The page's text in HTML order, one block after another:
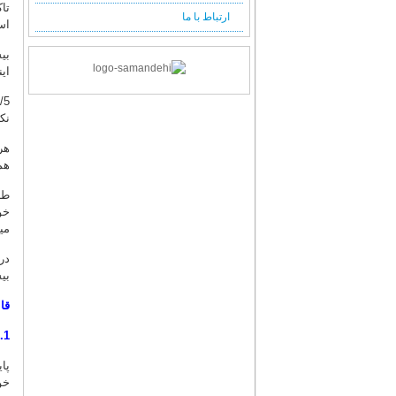
1. مرکز امور زنان وخانواده ریاست جمهوری(www.women.org.ir)
فصلنامه شماره 64 (پائیز 1397)
فصلنامه شماره 63 (تابستان 1397)
فصلنامه شماره 61 (زمستان 1396)
فصلنامه شماره 60 (پائیز 1396)
ارتباط با ما